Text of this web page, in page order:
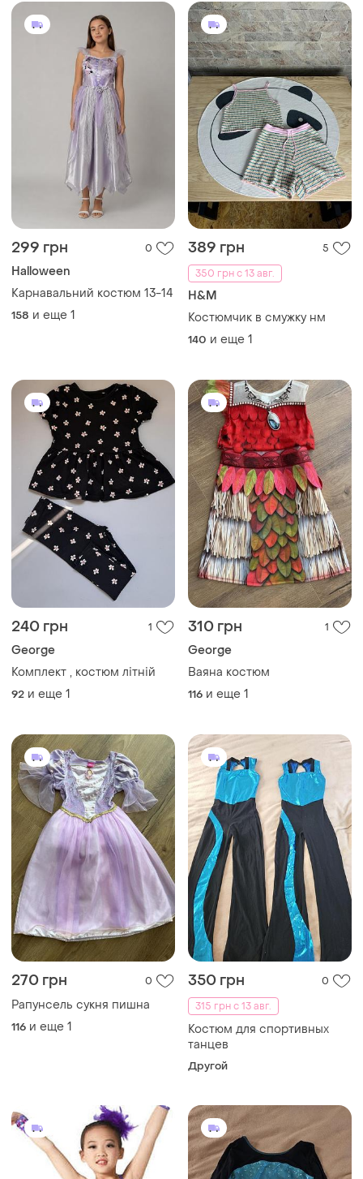
299 грн 0
Halloween
Карнавальний костюм 13-14
158 и еще 1
389 грн
5
350 грн с 13 авг.
H&M
Костюмчик в смужку нм
140 и еще 1
240 грн 1
George
Комплект , костюм літній
92 и еще 1
310 грн 1
George
Ваяна костюм
116 и еще 1
270 грн 0
Рапунсель сукня пишна
116 и еще 1
350 грн
0
315 грн с 13 авг.
Костюм для спортивных
танцев
Другой